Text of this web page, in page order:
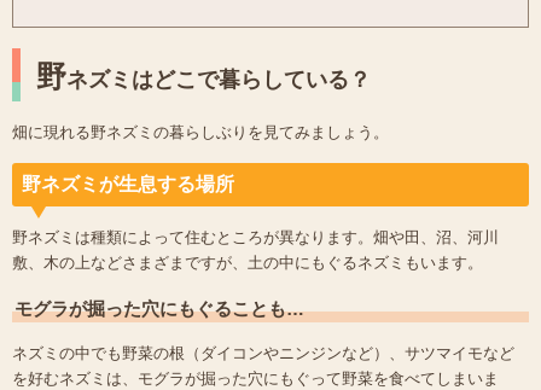
野ネズミはどこで暮らしている？
畑に現れる野ネズミの暮らしぶりを見てみましょう。
野ネズミが生息する場所
野ネズミは種類によって住むところが異なります。畑や田、沼、河川
敷、木の上などさまざまですが、土の中にもぐるネズミもいます。
モグラが掘った穴にもぐることも…
ネズミの中でも野菜の根（ダイコンやニンジンなど）、サツマイモなど
を好むネズミは、モグラが掘った穴にもぐって野菜を食べてしまいま